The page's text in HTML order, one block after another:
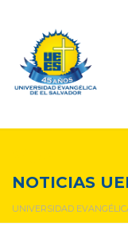
NOTICIAS
UNIVERSIDAD